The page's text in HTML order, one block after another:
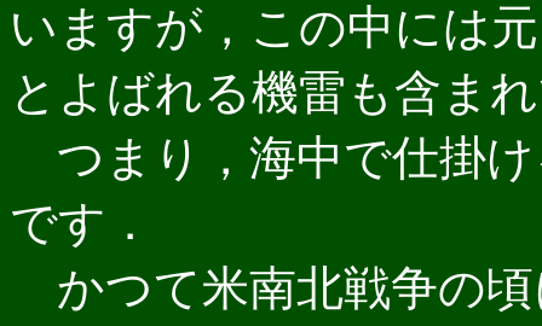
いますが，この中には
とよばれる機雷も含ま
つまり，海中で仕掛
です．
かつて米南北戦争の